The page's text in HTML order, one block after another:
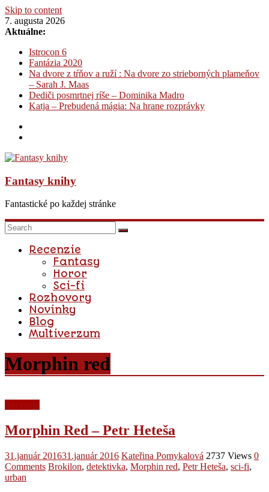
Skip to content
7. augusta 2026
Aktuálne:
Istrocon 6
Fantázia 2020
Na dvore z tŕňov a ruží : Na dvore zo strieborných plameňov
– Sarah J. Maas
Dediči posmrtnej ríše – Dominika Madro
Katja – Prebudená mágia: Na hrane rozprávky
Fantasy knihy
Fantastické po každej stránke
Recenzie
Fantasy
Horor
Sci-fi
Rozhovory
Novinky
Blog
Multiverzum
Morphin red
Morphin Red – Petr Heteša
31.január 201631.január 2016 Kateřina Pomykalová 2737 Views 0
Comments Brokilon, detektivka, Morphin red, Petr Heteša, sci-fi,
urban